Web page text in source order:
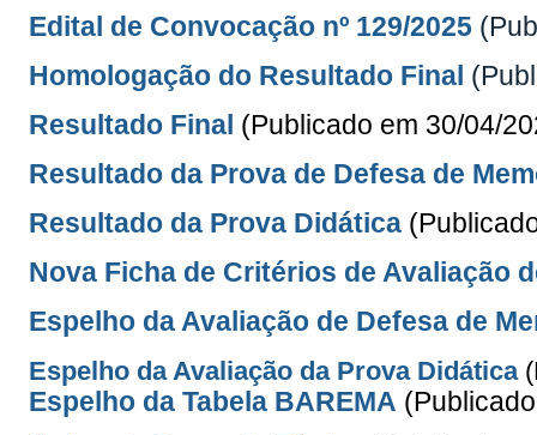
Edital de Convocação nº 129/2025
Homologação do Resultado Final
Resultado Final (Publicado em 30/04/
Resultado da Prova de Defesa de
Resultado da Prova Didática
Nova Ficha de Critérios de Avaliação
Espelho da Avaliação de Defesa de
Espelho da Avaliação da Prova Didática
Espelho da Tabela BAREMA